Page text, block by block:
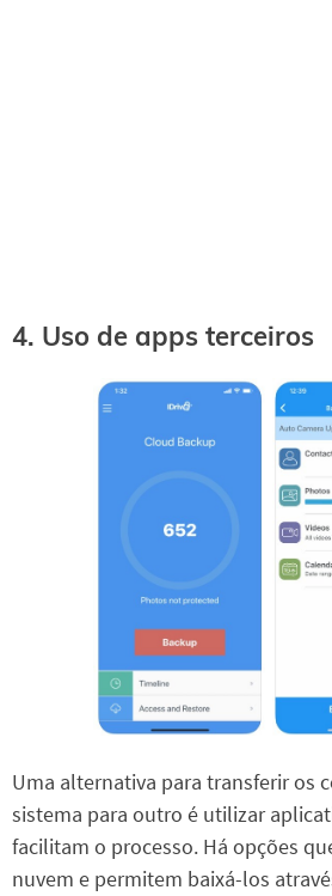
4. Uso de apps terceiros
Uma alternativa para transferir os
sistema para outro é utilizar
facilitam o processo. Há opções
nuvem e permitem baixá-los